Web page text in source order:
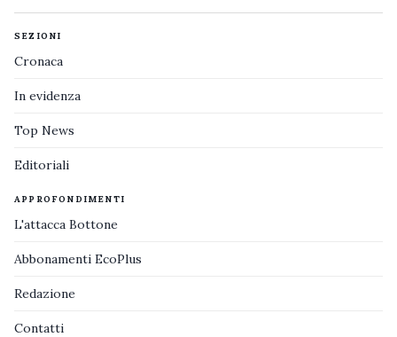
SEZIONI
Cronaca
In evidenza
Top News
Editoriali
APPROFONDIMENTI
L'attacca Bottone
Abbonamenti EcoPlus
Redazione
Contatti